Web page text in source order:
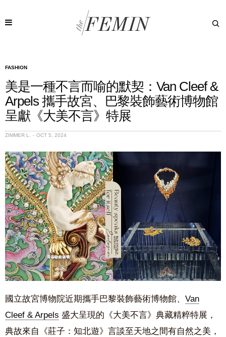
FASHION
美是一種不言而喻的默契：Van Cleef &
Arpels 攜手故宮、巴黎裝飾藝術博物館
呈獻《大美不言》特展
ZIMMER L. OCT 5, 2024
國立故宮博物院近期攜手巴黎裝飾藝術博物館、 Van
Cleef & Arpels 盛大呈現的《大美不言》典藏精粹特展，
典故來自《莊子：知北遊》言談至天地之間有自然之美，